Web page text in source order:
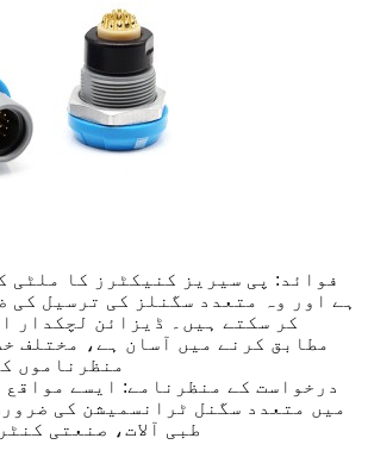
فوائد: پی سیریز کنیکٹرز کا ملٹی
ہے اور وہ متعدد سگنلز کی ترسیل کی
کر سکتے ہیں۔ ڈیزائن لچکدار
مطابق کرنے میں آسان ہے، مختلف
منظرناموں
درخواست کے منظرنامے: ایسے مواقع
میں متعدد سگنل ٹرانسمیشن کی
طبی آلات، صنعتی